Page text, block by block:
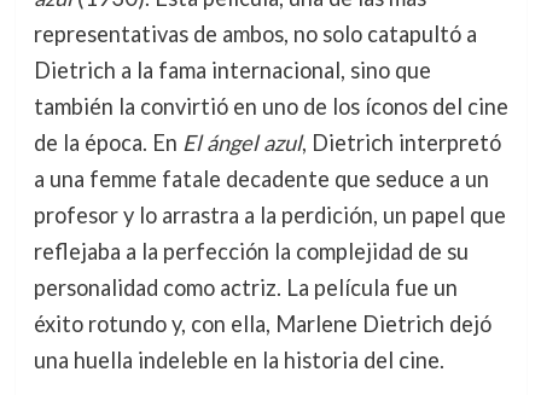
representativas de ambos, no solo catapultó a
Dietrich a la fama internacional, sino que
también la convirtió en uno de los íconos del cine
de la época. En El ángel azul, Dietrich interpretó
a una femme fatale decadente que seduce a un
profesor y lo arrastra a la perdición, un papel que
reflejaba a la perfección la complejidad de su
personalidad como actriz. La película fue un
éxito rotundo y, con ella, Marlene Dietrich dejó
una huella indeleble en la historia del cine.